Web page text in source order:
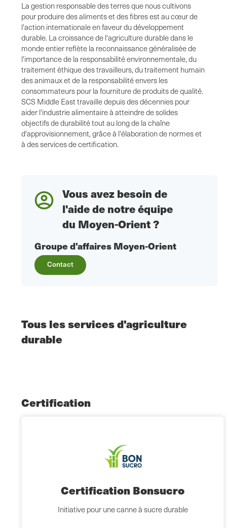
La gestion responsable des terres que nous cultivons
pour produire des aliments et des fibres est au cœur de
l'action internationale en faveur du développement
durable. La croissance de l'agriculture durable dans le
monde entier reflète la reconnaissance généralisée de
l'importance de la responsabilité environnementale, du
traitement éthique des travailleurs, du traitement humain
des animaux et de la responsabilité envers les
consommateurs pour la fourniture de produits de qualité.
SCS Middle East travaille depuis des décennies pour
aider l'industrie alimentaire à atteindre de solides
objectifs de durabilité tout au long de la chaîne
d'approvisionnement, grâce à l'élaboration de normes et
à des services de certification.
Vous avez besoin de
l'aide de notre équipe
du Moyen-Orient ?
Groupe d'affaires Moyen-Orient
Contact
Tous les services d'agriculture
durable
Certification
Certification Bonsucro
Initiative pour une canne à sucre durable